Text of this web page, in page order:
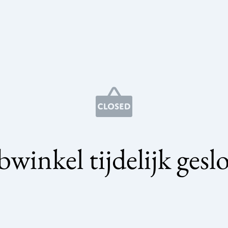
tijdelijk